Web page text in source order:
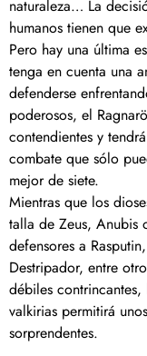
naturaleza… La
humanos tienen que
Pero hay una última
tenga en cuenta una
defenderse
poderosos, el
contendientes y
combate que sólo
mejor de siete.
Mientras que los
talla de Zeus, Anubis
defensores a
Destripador, entre
débiles
valkirias permitirá
sorprendentes.